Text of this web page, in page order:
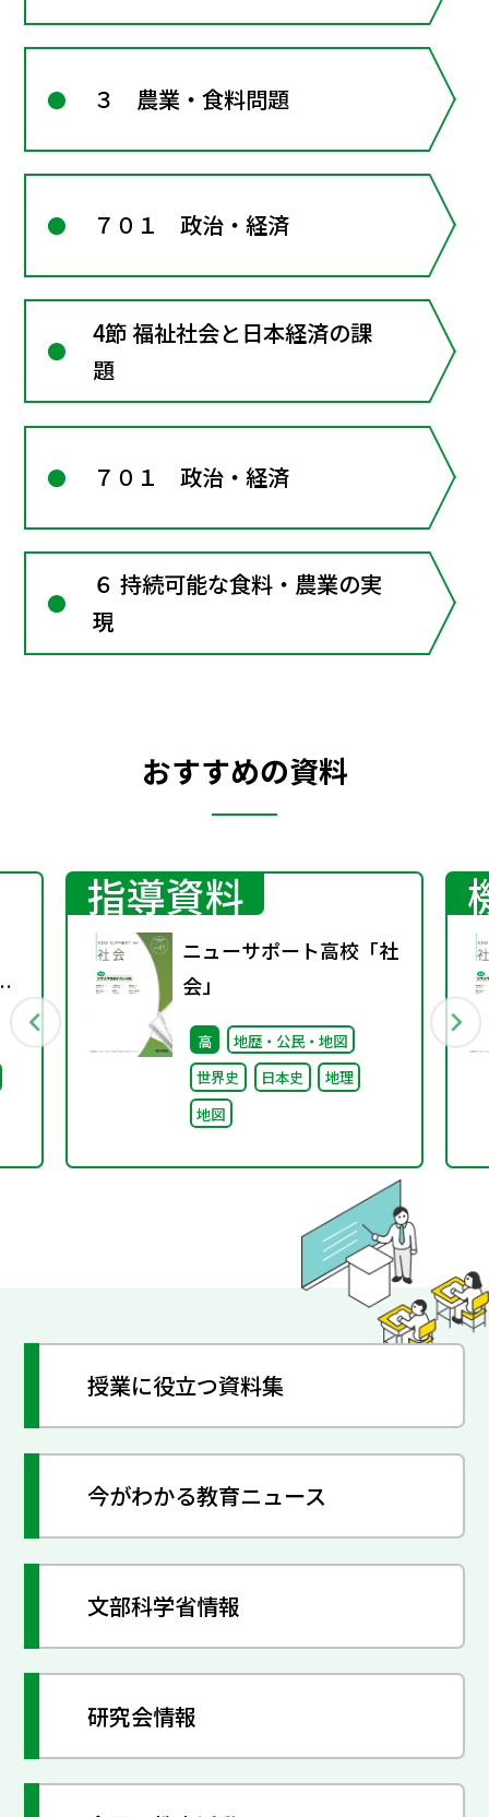
３ 農業・食料問題
７０１ 政治・経済
4節 福祉社会と日本経済の課
題
７０１ 政治・経済
６ 持続可能な食料・農業の実
現
おすすめの資料
指導資料
ニューサポート高校「社
会」
高
地歴・公民・地図
世界史
日本史
地理
地図
授業に役立つ資料集
今がわかる教育ニュース
文部科学省情報
研究会情報